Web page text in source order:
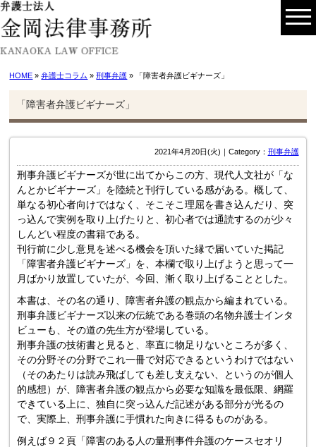
HOME »弁護士コラム »刑事弁護 » 「障害者弁護ビギナーズ」
「障害者弁護ビギナーズ」
2021年4月20日(火)｜Category： 刑事弁護
刑事弁護ビギナーズが世に出てからこの方、現代人文社が「な
んとかビギナーズ」を陸続と刊行している感がある。概して、
単なる初心者向けではなく、そこそこ理屈を書き込んだり、突
っ込んで実例を取り上げたりと、初心者では通読するのが少々
しんどい程度の書籍である。
刊行前に少し意見を述べる機会を頂いた縁で届いていた掲記
「障害者弁護ビギナーズ」を、本欄で取り上げようと思って一
月ばかり放置していたが、今回、漸く取り上げることとした。
本書は、その名の通り、障害者弁護の観点から編まれている。
刑事弁護ビギナーズ以来の伝統である巻頭の名物弁護士インタ
ビューも、その道の先生方が登場している。
刑事弁護の技術書と見ると、率直に物足りないところが多く、
その分野その分野でこれ一冊で対応できるというわけではない
（そのあたりは読み飛ばしても差し支えない、というのが個人
的感想）が、障害者弁護の観点から必要な知識を最低限、網羅
できている上に、独自に突っ込んだ記述がある部分が光るの
で、実際上、刑事弁護に手慣れた向きに得るものがある。
例えば９２頁「障害のある人の量刑事件弁護のケースセオリ